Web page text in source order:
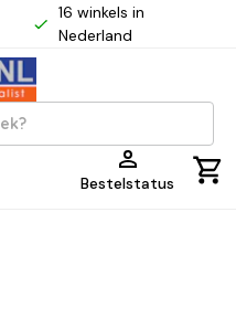
16 winkels in
Nederland
Bestelstatus